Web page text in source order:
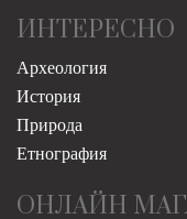
ИНТЕРЕСНО
Археология
История
Природа
Етнография
ОНЛАЙН